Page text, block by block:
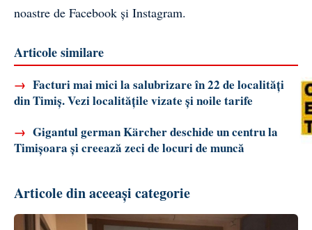
noastre de Facebook și Instagram.
Articole similare
→ Facturi mai mici la salubrizare în 22 de localități
din Timiș. Vezi localitățile vizate și noile tarife
→ Gigantul german Kärcher deschide un centru la
Timișoara și creează zeci de locuri de muncă
Articole din aceeași categorie